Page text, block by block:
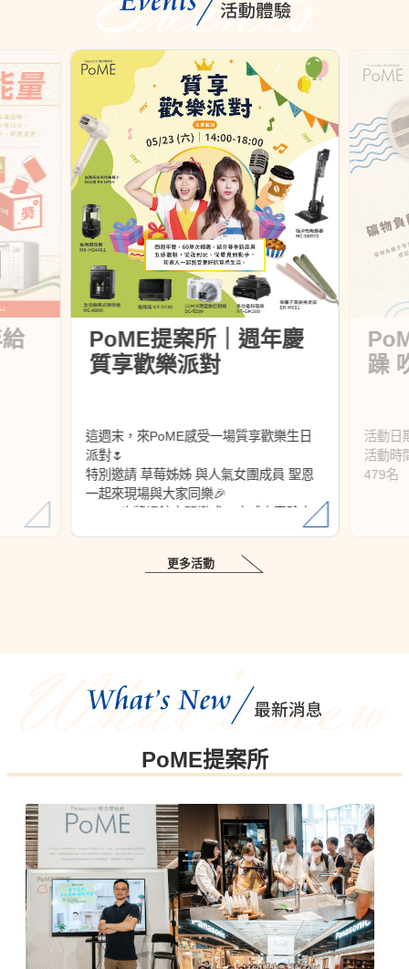
PoME提案所｜週年慶
質享歡樂派對
這週末，來PoME感受一場質享歡樂生日
派對🌷​
特別邀請 草莓姊姊 與人氣女團成員 聖恩​
一起來現場與大家同樂🎉​
PoME也將場館空間變成一座感官實驗室​
帶你重新認識美好生活的每一個細節
躁
活動日
活動時
479名
更多活動
PoME提案所